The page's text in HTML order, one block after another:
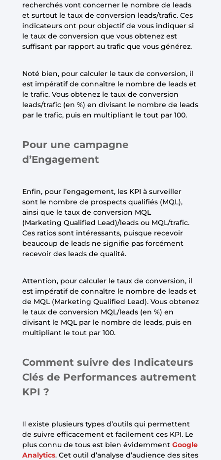
recherchés vont concerner le nombre de leads
et surtout le taux de conversion leads/trafic. Ces
indicateurs ont pour objectif de vous indiquer si
le taux de conversion que vous obtenez est
suffisant par rapport au trafic que vous générez.
Noté bien, pour calculer le taux de conversion, il
est impératif de connaître le nombre de leads et
le trafic. Vous obtenez le taux de conversion
leads/trafic (en %) en divisant le nombre de leads
par le trafic, puis en multipliant le tout par 100.
Pour une campagne
d’Engagement
Enfin, pour l’engagement, les KPI à surveiller
sont le nombre de prospects qualifiés (MQL),
ainsi que le taux de conversion MQL
(Marketing Qualified Lead)/leads ou MQL/trafic.
Ces ratios sont intéressants, puisque recevoir
beaucoup de leads ne signifie pas forcément
recevoir des leads de qualité.
Attention, pour calculer le taux de conversion, il
est impératif de connaître le nombre de leads et
de MQL (Marketing Qualified Lead). Vous obtenez
le taux de conversion MQL/leads (en %) en
divisant le MQL par le nombre de leads, puis en
multipliant le tout par 100.
Comment suivre des Indicateurs
Clés de Performances autrement
KPI ?
Il existe plusieurs types d’outils qui permettent
de suivre efficacement et facilement ces KPI. Le
plus connu de tous est bien évidemment Google
Analytics. Cet outil d’analyse d’audience des sites